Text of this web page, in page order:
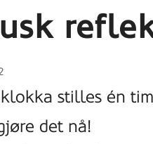
stilles én
det nå!